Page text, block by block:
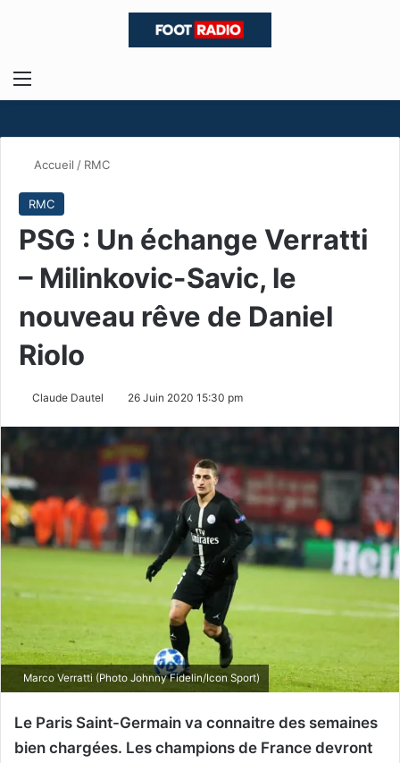
Menu
Accueil / RMC
RMC
PSG : Un échange Verratti
– Milinkovic-Savic, le
nouveau rêve de Daniel
Riolo
Claude Dautel 26 Juin 2020 15:30 pm
Marco Verratti (Photo Johnny Fidelin/Icon Sport)
Le Paris Saint-Germain va connaitre des semaines
bien chargées. Les champions de France devront